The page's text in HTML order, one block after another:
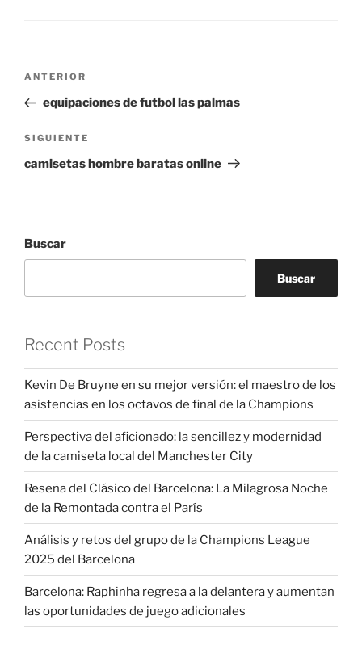
Navegación
entradas
Entrada
anterior:
ANTERIOR
equipaciones de futbol las palmas
Siguiente
entrada
SIGUIENTE
camisetas hombre baratas online
Buscar
Buscar
Recent Posts
Kevin De Bruyne en su mejor versión: el maestro de los
asistencias en los octavos de final de la Champions
Perspectiva del aficionado: la sencillez y modernidad
de la camiseta local del Manchester City
Reseña del Clásico del Barcelona: La Milagrosa Noche
de la Remontada contra el París
Análisis y retos del grupo de la Champions League
2025 del Barcelona
Barcelona: Raphinha regresa a la delantera y aumentan
las oportunidades de juego adicionales